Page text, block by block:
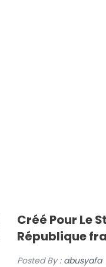
Créé Pour Le
République
Posted By : abusyafa